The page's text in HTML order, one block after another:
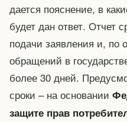
дается пояснение, в
будет дан ответ. Отчет
подачи заявления и, по
обращений в
более 30 дней.
сроки – на основании
защите прав